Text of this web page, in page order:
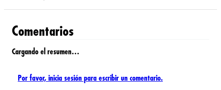
Comentarios
Cargando el resumen…
Por favor, inicia sesión para escribir un comentario.